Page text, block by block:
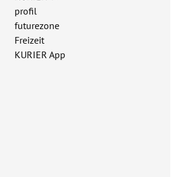
profil
futurezone
Freizeit
KURIER App